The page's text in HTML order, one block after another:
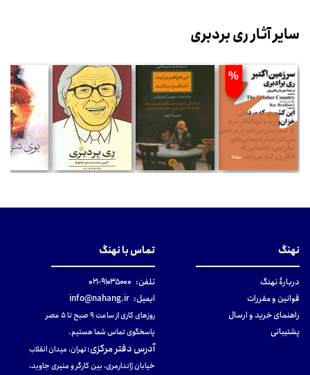
سایر آثار ری بردبری
نهنگ
دربارهٔ نهنگ
قوانین و مقررات
راهنمای خرید و ارسال
پشتیبانی
تماس با نهنگ
تلفن: ۹۱۰۳۵۰۰۰-۰۲۱
ایمیل: info@nahang.ir
روزهای کاری از ساعت ۹ صبح تا ۵ عصر
پاسخگوی تماس شما هستیم.
آدرس دفتر مرکزی:تهران، میدان انقلاب
خیابان ژاندارمری، بین کارگر و منیری جاوید،